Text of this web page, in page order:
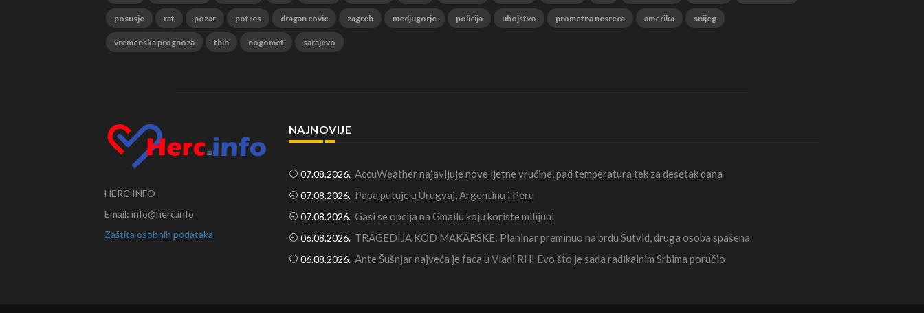
posusje rat pozar potres dragan covic zagreb medjugorje policija ubojstvo prometna nesreca amerika snijeg
vremenska prognoza fbih nogomet sarajevo
HERC.INFO
Email: info@herc.info
Zaštita osobnih podataka
NAJNOVIJE
07.08.2026. AccuWeather najavljuje nove ljetne vrućine, pad temperatura tek za desetak dana
07.08.2026. Papa putuje u Urugvaj, Argentinu i Peru
07.08.2026. Gasi se opcija na Gmailu koju koriste milijuni
06.08.2026. TRAGEDIJA KOD MAKARSKE: Planinar preminuo na brdu Sutvid, druga osoba spašena
06.08.2026. Ante Šušnjar najveća je faca u Vladi RH! Evo što je sada radikalnim Srbima poručio